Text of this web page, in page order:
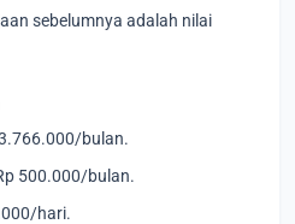
sebelumnya adalah nilai
bulan.
500.000/bulan.
hari.